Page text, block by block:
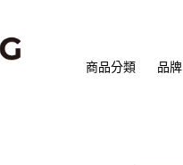
商品分類 品